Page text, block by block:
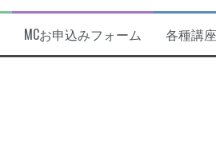
MCお申込みフォーム 各種講座